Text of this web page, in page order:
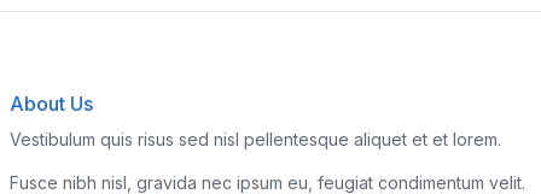
About Us
Vestibulum quis risus sed nisl pellentesque aliquet et et lorem.
Fusce nibh nisl, gravida nec ipsum eu, feugiat condimentum velit.